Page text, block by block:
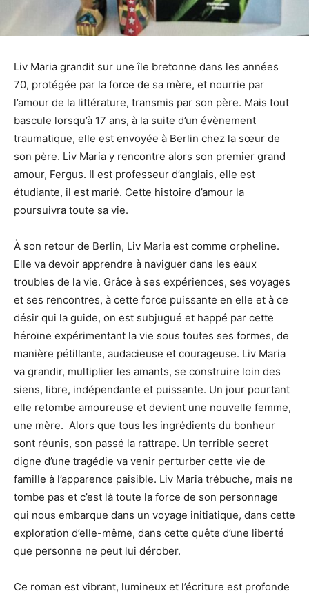
Liv Maria grandit sur une île bretonne dans les années
70, protégée par la force de sa mère, et nourrie par
l’amour de la littérature, transmis par son père. Mais tout
bascule lorsqu’à 17 ans, à la suite d’un évènement
traumatique, elle est envoyée à Berlin chez la sœur de
son père. Liv Maria y rencontre alors son premier grand
amour, Fergus. Il est professeur d’anglais, elle est
étudiante, il est marié. Cette histoire d’amour la
poursuivra toute sa vie.
À son retour de Berlin, Liv Maria est comme orpheline.
Elle va devoir apprendre à naviguer dans les eaux
troubles de la vie. Grâce à ses expériences, ses voyages
et ses rencontres, à cette force puissante en elle et à ce
désir qui la guide, on est subjugué et happé par cette
héroïne expérimentant la vie sous toutes ses formes, de
manière pétillante, audacieuse et courageuse. Liv Maria
va grandir, multiplier les amants, se construire loin des
siens, libre, indépendante et puissante. Un jour pourtant
elle retombe amoureuse et devient une nouvelle femme,
une mère. Alors que tous les ingrédients du bonheur
sont réunis, son passé la rattrape. Un terrible secret
digne d’une tragédie va venir perturber cette vie de
famille à l’apparence paisible. Liv Maria trébuche, mais ne
tombe pas et c’est là toute la force de son personnage
qui nous embarque dans un voyage initiatique, dans cette
exploration d’elle-même, dans cette quête d’une liberté
que personne ne peut lui dérober.
Ce roman est vibrant, lumineux et l’écriture est profonde